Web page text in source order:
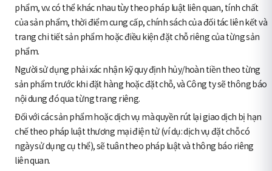
phẩm, v.v. có thể khác nhau tùy theo pháp luật liên quan, tính chất
của sản phẩm, thời điểm cung cấp, chính sách của đối tác liên kết và
trang chi tiết sản phẩm hoặc điều kiện đặt chỗ riêng của từng sản
phẩm.
Người sử dụng phải xác nhận kỹ quy định hủy/hoàn tiền theo từng
sản phẩm trước khi đặt hàng hoặc đặt chỗ, và Công ty sẽ thông báo
nội dung đó qua từng trang riêng.
Đối với các sản phẩm hoặc dịch vụ mà quyền rút lại giao dịch bị hạn
chế theo pháp luật thương mại điện tử (ví dụ: dịch vụ đặt chỗ có
ngày sử dụng cụ thể), sẽ tuân theo pháp luật và thông báo riêng
liên quan.